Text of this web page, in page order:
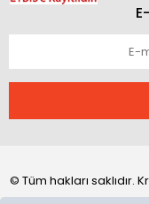
© Tüm hakları saklıdır.